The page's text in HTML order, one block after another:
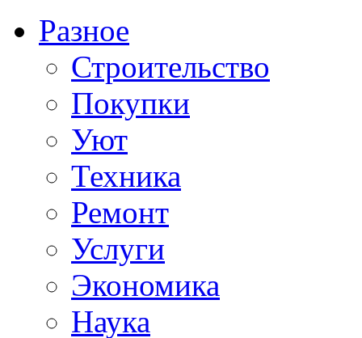
Разное
Строительство
Покупки
Уют
Техника
Ремонт
Услуги
Экономика
Наука